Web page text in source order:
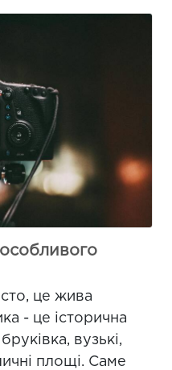
це жива
- це історична
вузькі,
площі. Саме